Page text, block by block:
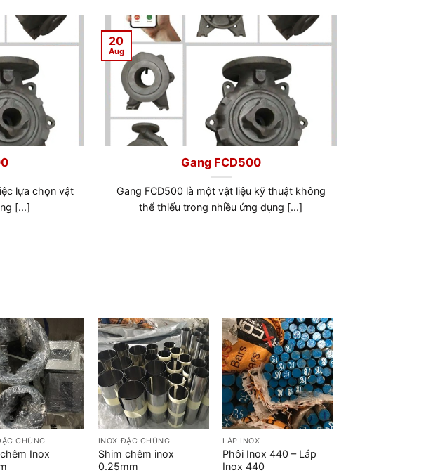
của Gang
để [...]
Gang FC400
Khám phá sức mạnh đột phá của Gang
FC400: Giải pháp hàng đầu cho ngành [...]
20
Aug
CHỦNG
Inox
INOX ĐẶC CHỦNG
Shim chêm inox
0.25mm
LÁP INOX
Phôi Inox 440 – Láp
Inox 440